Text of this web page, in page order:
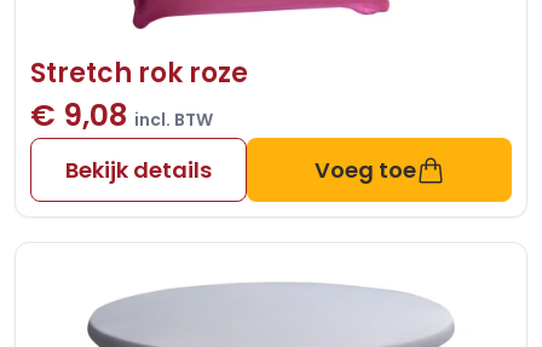
Stretch rok roze
€ 9,08 incl. BTW
Bekijk details Voeg toe